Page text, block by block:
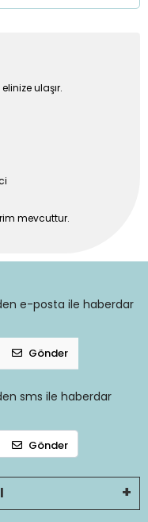
ulaşır.
mevcuttur.
e-posta ile haberdar
Gönder
sms ile haberdar
Gönder